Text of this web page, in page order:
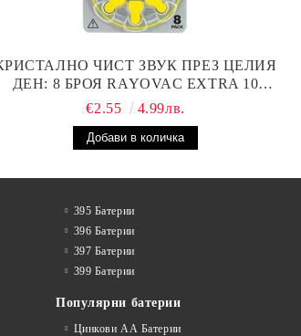
ЧИСТ ЗВУК ПРЕЗ ЦЕЛИЯ
ДЕН: 8 БРОЯ RAYOVAC EXTRA 10
БАТЕРИИ ЗА СЛУХОВ АПАРАТ
€2.55 4.99лв.
395 Батерии
396 Батерии
397 Батерии
399 Батерии
Популярни батерии
Цинкови АА Батерии